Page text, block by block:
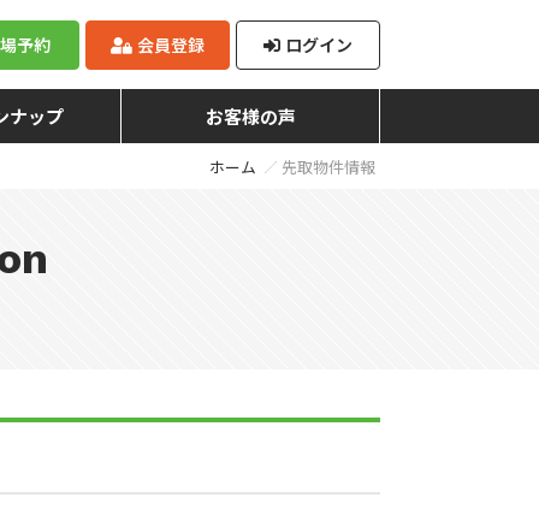
予約 会員登録 ログイン
ナップ お客様の声
ホーム 先取物件情報